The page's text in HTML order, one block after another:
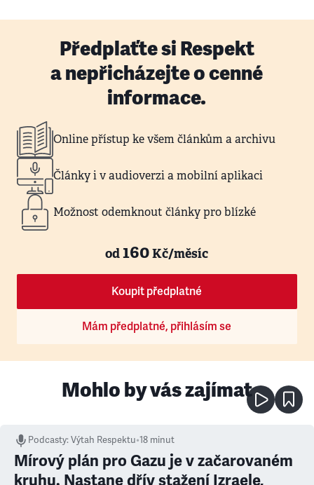
Předplaťte si Respekt
a nepřicházejte o cenné
informace.
Online přístup ke všem článkům a archivu
Články i v audioverzi a mobilní aplikaci
Možnost odemknout články pro blízké
od160Kč/měsíc
Koupit předplatné
Mám předplatné, přihlásím se
Mohlo by vás zajímat
Podcasty:Výtah Respektu•18 minut
Mírový plán pro Gazu je v začarovaném
kruhu. Nastane dřív stažení Izraele,